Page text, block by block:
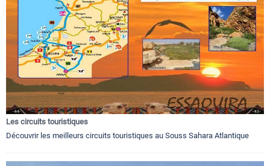
Les circuits touristiques
Découvrir les meilleurs circuits touristiques au Souss Sahara Atlantique